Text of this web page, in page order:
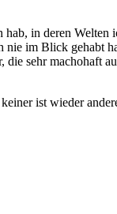
in deren
im Blick gehabt
sehr machohaft
ist wieder